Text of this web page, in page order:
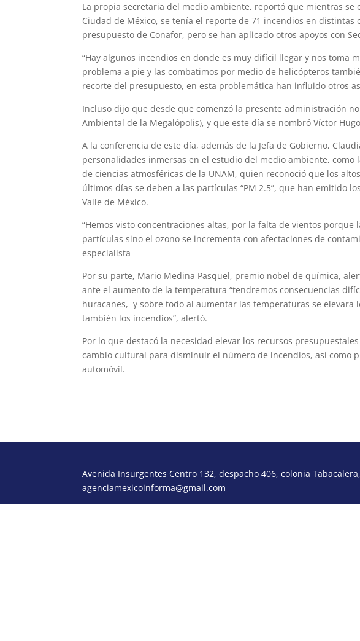
La propia secretaria del medio ambiente, reportó que mientras se
Ciudad de México, se tenía el reporte de 71 incendios en distintas
presupuesto de Conafor, pero se han aplicado otros apoyos con
“Hay algunos incendios en donde es muy difícil llegar y nos toma
problema a pie y las combatimos por medio de helicópteros
recorte del presupuesto, en esta problemática han influido otros
Incluso dijo que desde que comenzó la presente administración
Ambiental de la Megalópolis), y que este día se nombró Víctor
A la conferencia de este día, además de la Jefa de Gobierno,
personalidades inmersas en el estudio del medio ambiente, como
de ciencias atmosféricas de la UNAM, quien reconoció que los
últimos días se deben a las partículas “PM 2.5”, que han emitido
Valle de México.
“Hemos visto concentraciones altas, por la falta de vientos
partículas sino el ozono se incrementa con afectaciones de
especialista
Por su parte, Mario Medina Pasquel, premio nobel de química,
ante el aumento de la temperatura “tendremos consecuencias
huracanes, y sobre todo al aumentar las temperaturas se elevara
también los incendios”, alertó.
Por lo que destacó la necesidad elevar los recursos
cambio cultural para disminuir el número de incendios, así como
automóvil.
Avenida Insurgentes Centro 132, despacho 406, colonia
agenciamexicoinforma@gmail.com